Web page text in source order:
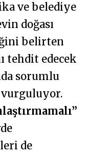
ve belediye
doğası
belirten
tehdit edecek
sorumlu
vurguluyor.
de